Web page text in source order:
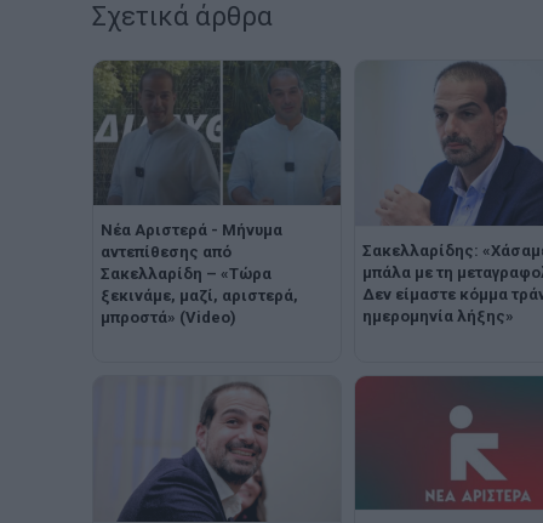
Σχετικά άρθρα
Νέα Αριστερά - Μήνυμα
αντεπίθεσης από
Σακελλαρίδη – «Τώρα
ξεκινάμε, μαζί, αριστερά,
μπροστά» (Video)
Σακελλαρίδης:
μπάλα με τη
Δεν είμαστε κόμμα
ημερομηνία λήξης»